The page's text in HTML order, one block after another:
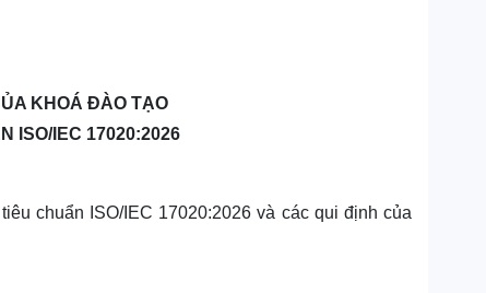
KHOÁ ĐÀO TẠO
ISO/IEC 17020:2026
chuẩn ISO/IEC 17020:2026 và các qui định của